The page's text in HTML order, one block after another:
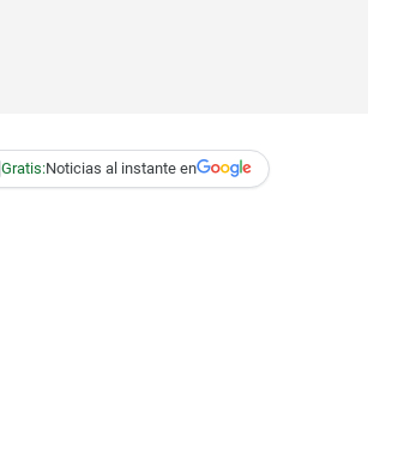
Gratis:Noticias al instante en